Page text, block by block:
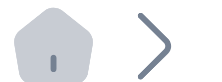
Distributeurs automatiques Bitnovo
Intégrez un ATM Bitnovo dans votre entreprise et
API Bitnovo
Intégrez notre API dans votre écosystème.